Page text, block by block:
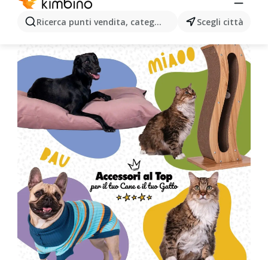
Ricerca punti vendita, categorie, prodotti...Scegli città